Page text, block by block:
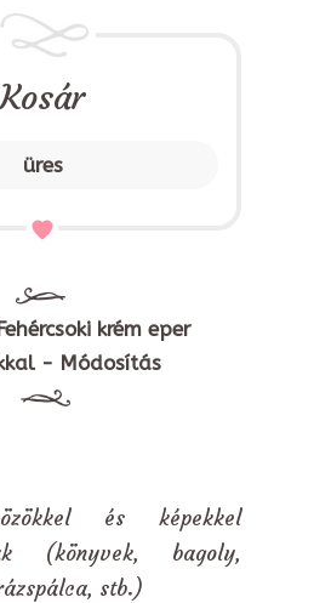
Kosár
üres
krém eper
- Módosítás
és képekkel
(könyvek, bagoly,
stb.)